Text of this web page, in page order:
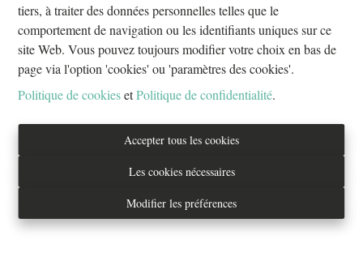
tiers, à traiter des données personnelles telles que le
comportement de navigation ou les identifiants uniques sur ce
site Web. Vous pouvez toujours modifier votre choix en bas de
page via l'option 'cookies' ou 'paramètres des cookies'.
Politique de cookiesetPolitique de confidentialité.
Accepter tous les cookies
Les cookies nécessaires
Modifier les préférences
À Vendre À Louer
Tél. : 02/733.70.70
Real estate